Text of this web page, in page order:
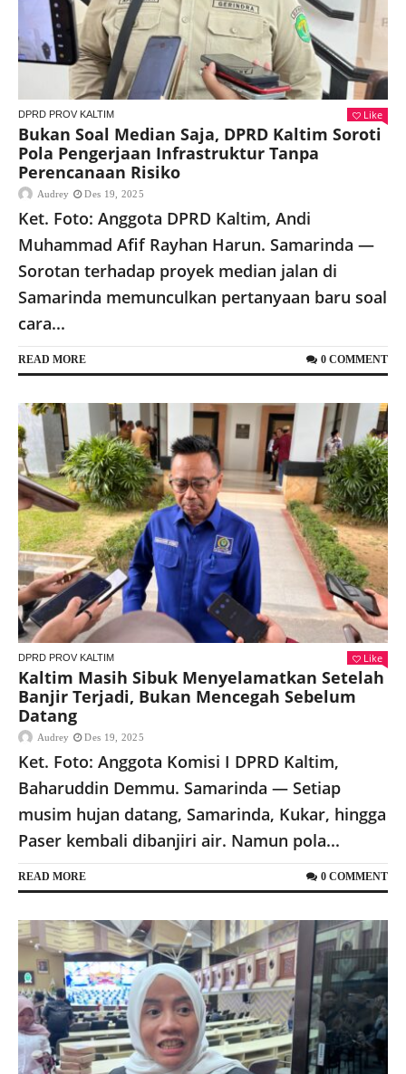
DPRD PROV KALTIM Like
Bukan Soal Median Saja, DPRD Kaltim Soroti
Pola Pengerjaan Infrastruktur Tanpa
Perencanaan Risiko
Audrey Des 19, 2025
Ket. Foto: Anggota DPRD Kaltim, Andi
Muhammad Afif Rayhan Harun. Samarinda —
Sorotan terhadap proyek median jalan di
Samarinda memunculkan pertanyaan baru soal
cara...
READ MORE 0 COMMENT
DPRD PROV KALTIM Like
Kaltim Masih Sibuk Menyelamatkan Setelah
Banjir Terjadi, Bukan Mencegah Sebelum
Datang
Audrey Des 19, 2025
Ket. Foto: Anggota Komisi I DPRD Kaltim,
Baharuddin Demmu. Samarinda — Setiap
musim hujan datang, Samarinda, Kukar, hingga
Paser kembali dibanjiri air. Namun pola...
READ MORE 0 COMMENT